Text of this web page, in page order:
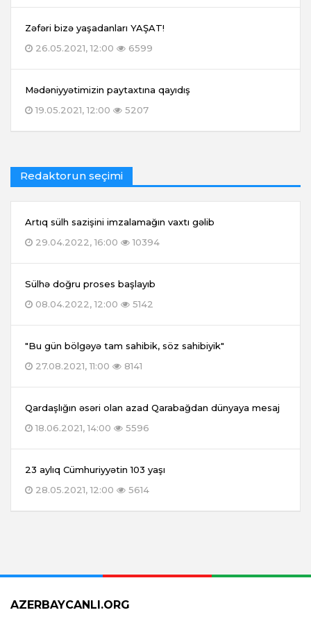
Zəfəri bizə yaşadanları YAŞAT!
26.05.2021, 12:00
6599
Mədəniyyətimizin paytaxtına qayıdış
19.05.2021, 12:00
5207
Redaktorun seçimi
Artıq sülh sazişini imzalamağın vaxtı gəlib
29.04.2022, 16:00
10394
Sülhə doğru proses başlayıb
08.04.2022, 12:00
5142
"Bu gün bölgəyə tam sahibik, söz sahibiyik"
27.08.2021, 11:00
8141
Qardaşlığın əsəri olan azad Qarabağdan dünyaya mesaj
18.06.2021, 14:00
5596
23 aylıq Cümhuriyyətin 103 yaşı
28.05.2021, 12:00
5614
AZERBAYCANLI.ORG